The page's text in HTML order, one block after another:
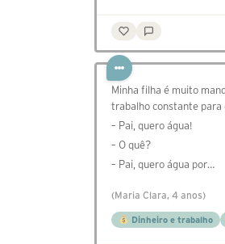
Minha filha é muito
trabalho constante para
– Pai, quero água!
– O quê?
– Pai, quero água por…
(Maria Clara, 4 anos)
Dinheiro e trabalho